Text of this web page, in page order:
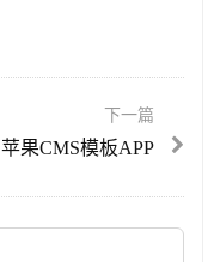
下一篇
苹果CMS模板APP